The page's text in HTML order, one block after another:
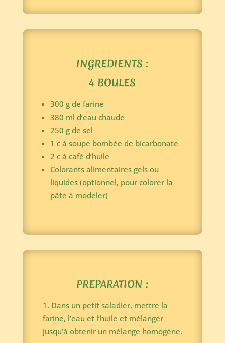
INGREDIENTS :
4 BOULES
300 g de farine
380 ml d’eau chaude
250 g de sel
1 c à soupe bombée de bicarbonate
2 c à café d’huile
Colorants alimentaires gels ou
liquides (optionnel, pour colorer la
pâte à modeler)
PREPARATION :
Dans un petit saladier, mettre la
farine, l’eau et l’huile et mélanger
jusqu’à obtenir un mélange homogène.